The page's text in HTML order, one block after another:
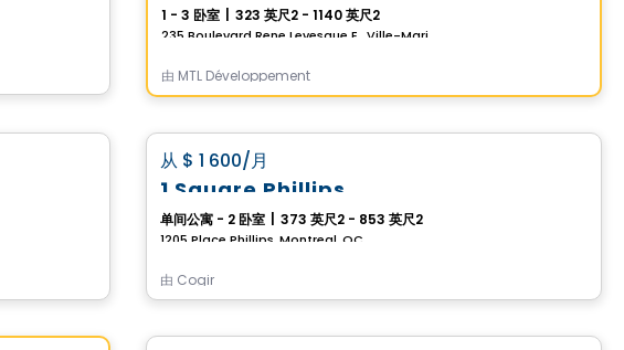
1 - 3 卧室 323 英尺2 - 1140 英尺2
由 MTL Développement
公寓
从 $ 1 600/月
1 Square Phillips
单间公寓 - 2 卧室 373 英尺2 - 853 英尺2
1205 Place Phillips, Montreal, QC
由 Cogir
公寓